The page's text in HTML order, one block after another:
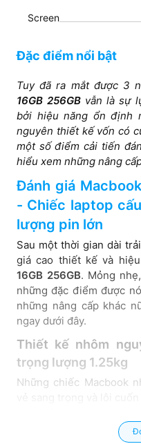
Screen
Công nghệ màn hình
LED-backlit Retina
display with IPS and
Tone
Đặc điểm nổi bật
Tuy đã ra mắt được 3
16GB 256GB vẫn là sự
bởi hiệu năng ổn định
nguyên thiết kế vốn có
một số điểm cải tiến
hiểu xem những nâng
Đánh giá
- Chiếc laptop
lượng pin lớn
Sau một thời gian dài
giá cao thiết kế và
16GB 256GB. Mỏng
những đặc điểm được
những nâng cấp khác
ngay dưới đây.
Thiết kế nhôm
trọng lượng 1.25kg
Những chiếc Macbook
bền cao và thân thiện